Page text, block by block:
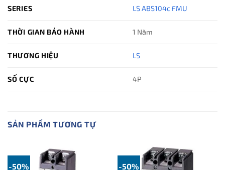
SERIES LS ABS104c FMU
THỜI GIAN BẢO HÀNH 1 Năm
THƯƠNG HIỆU LS
SỐ CỰC 4P
SẢN PHẨM TƯƠNG TỰ
-50% -50%